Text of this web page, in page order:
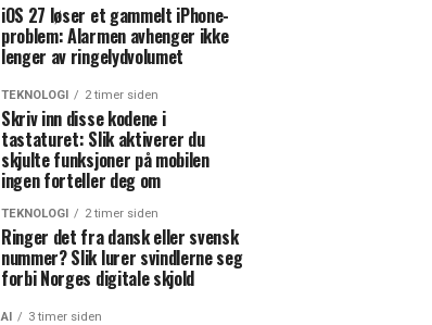
iOS 27 løser et gammelt iPhone-
problem: Alarmen avhenger ikke
lenger av ringelydvolumet
TEKNOLOGI 2 timer siden
Skriv inn disse kodene i
tastaturet: Slik aktiverer du
skjulte funksjoner på mobilen
ingen forteller deg om
TEKNOLOGI 2 timer siden
Ringer det fra dansk eller svensk
nummer? Slik lurer svindlerne seg
forbi Norges digitale skjold
AI 3 timer siden